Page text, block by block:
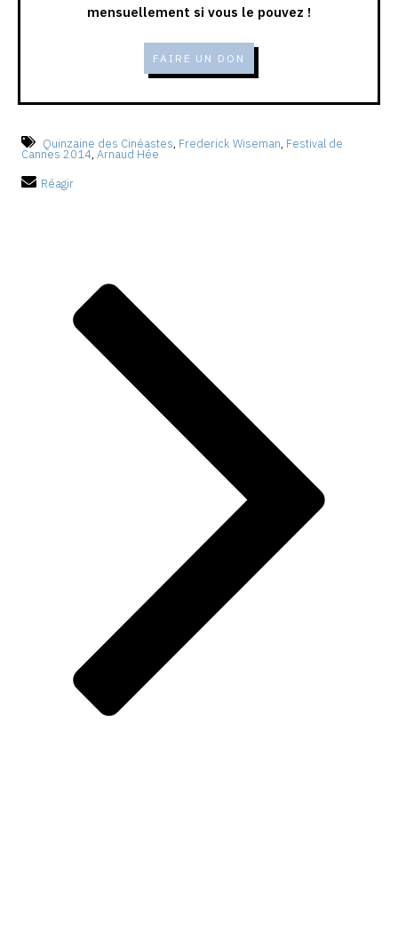
mensuellement si vous le pouvez !
FAIRE UN DON
Quinzaine des Cinéastes, Frederick Wiseman, Festival de
Cannes 2014, Arnaud Hée
Réagir